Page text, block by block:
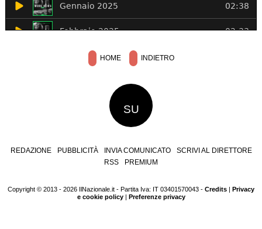
HOME INDIETRO
SU
REDAZIONE PUBBLICITÀ INVIA COMUNICATO
SCRIVI AL DIRETTORE
RSS
PREMIUM
Copyright © 2013 - 2026 IlNazionale.it - Partita Iva: IT 03401570043 - Credits | Privacy
e cookie policy| Preferenze privacy